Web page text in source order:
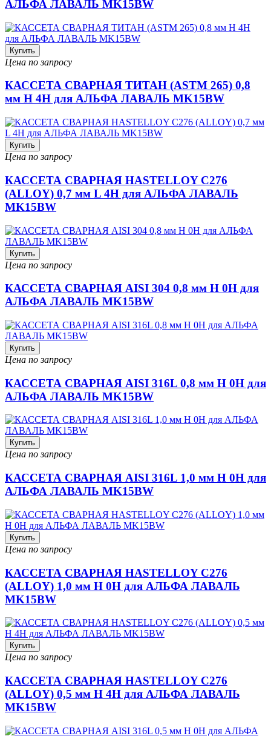
АЛЬФА ЛАВАЛЬ MK15BW
Купить
Цена по запросу
КАССЕТА СВАРНАЯ ТИТАН (ASTM 265) 0,8
мм H 4H для АЛЬФА ЛАВАЛЬ MK15BW
Купить
Цена по запросу
КАССЕТА СВАРНАЯ HASTELLOY C276
(ALLOY) 0,7 мм L 4H для АЛЬФА ЛАВАЛЬ
MK15BW
Купить
Цена по запросу
КАССЕТА СВАРНАЯ AISI 304 0,8 мм H 0H для
АЛЬФА ЛАВАЛЬ MK15BW
Купить
Цена по запросу
КАССЕТА СВАРНАЯ AISI 316L 0,8 мм H 0H для
АЛЬФА ЛАВАЛЬ MK15BW
Купить
Цена по запросу
КАССЕТА СВАРНАЯ AISI 316L 1,0 мм H 0H для
АЛЬФА ЛАВАЛЬ MK15BW
Купить
Цена по запросу
КАССЕТА СВАРНАЯ HASTELLOY C276
(ALLOY) 1,0 мм H 0H для АЛЬФА ЛАВАЛЬ
MK15BW
Купить
Цена по запросу
КАССЕТА СВАРНАЯ HASTELLOY C276
(ALLOY) 0,5 мм H 4H для АЛЬФА ЛАВАЛЬ
MK15BW